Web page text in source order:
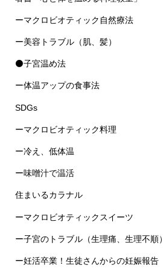
ーマクロビオティック自然療法
ー美容トラブル（肌、髪）
⚫子宮温め法
ー体温アップの食事法
SDGs
ーマクロビオティック料理
ー冷え、低体温
ー味噌汁で温活
住まいるカラナル
ーマクロビオティックスイーツ
ー子宮のトラブル（生理痛、生理不順）
ー妊活卒業！生徒さんからの妊娠報告